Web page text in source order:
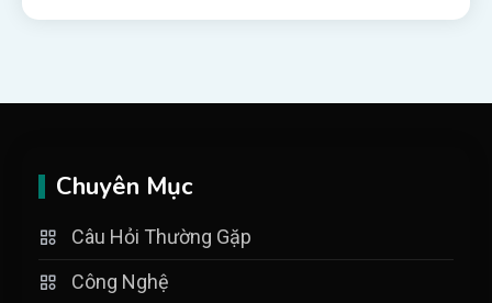
Chuyên Mục
Câu Hỏi Thường Gặp
Công Nghệ